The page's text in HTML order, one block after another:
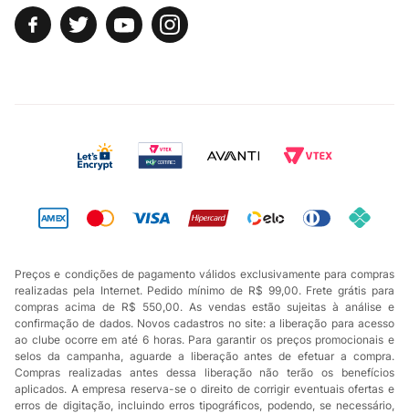
Preços e condições de pagamento válidos exclusivamente para compras
realizadas pela Internet. Pedido mínimo de R$ 99,00. Frete grátis para
compras acima de R$ 550,00. As vendas estão sujeitas à análise e
confirmação de dados. Novos cadastros no site: a liberação para acesso
ao clube ocorre em até 6 horas. Para garantir os preços promocionais e
selos da campanha, aguarde a liberação antes de efetuar a compra.
Compras realizadas antes dessa liberação não terão os benefícios
aplicados. A empresa reserva-se o direito de corrigir eventuais ofertas e
erros de digitação, incluindo erros tipográficos, podendo, se necessário,